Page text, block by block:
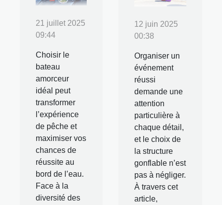
21 juillet 2025
09:44
Choisir le
bateau
amorceur
idéal peut
transformer
l’expérience
de pêche et
maximiser vos
chances de
réussite au
bord de l’eau.
Face à la
diversité des
12 juin 2025
00:38
Organiser un
événement
réussi
demande une
attention
particulière à
chaque détail,
et le choix de
la structure
gonflable n’est
pas à négliger.
À travers cet
article,